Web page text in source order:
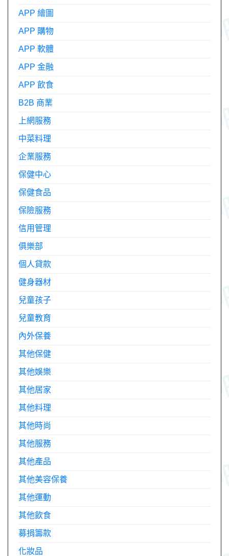
APP 繪圖
APP 購物
APP 軟體
APP 金融
APP 飲食
B2B 商業
上網服務
中菜料理
企業服務
保健中心
保健食品
保險服務
信用管理
俱樂部
個人貸款
健身器材
兒童孩子
兒童教育
內外保養
其他保健
其他娛樂
其他居家
其他料理
其他時尚
其他服務
其他產品
其他美容保養
其他運動
其他飲食
募捐籌款
化妝品